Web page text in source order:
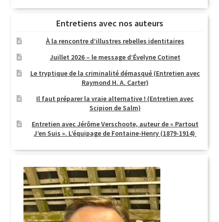
Entretiens avec nos auteurs
À la rencontre d’illustres rebelles identitaires
Juillet 2026 – le message d’Évelyne Cotinet
Le tryptique de la criminalité démasqué (Entretien avec
Raymond H. A. Carter)
Il faut préparer la vraie alternative ! (Entretien avec
Scipion de Salm)
Entretien avec Jérôme Verschoote, auteur de « Partout
J’en Suis ». L’équipage de Fontaine-Henry (1879-1914)